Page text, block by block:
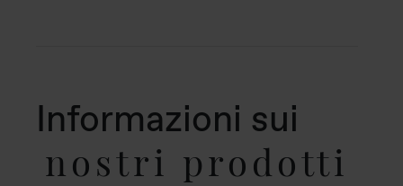
Informazioni sui
nostri prodotti